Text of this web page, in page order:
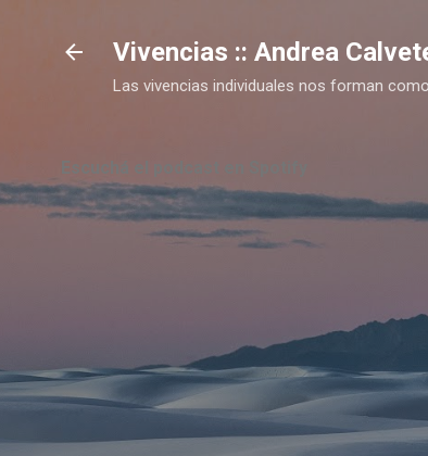
Vivencias :: Andrea
Las vivencias individuales nos forman